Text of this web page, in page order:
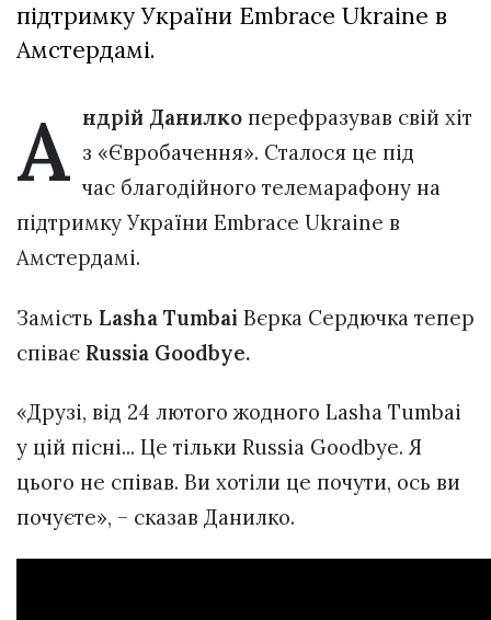
підтримку України Embrace Ukraine в
Амстердамі.
А ндрій Данилко перефразував свій хіт
з «Євробачення». Сталося це під
час благодійного телемарафону на
підтримку України Embrace Ukraine в
Амстердамі.
Замість Lasha Tumbai Вєрка Сердючка тепер
співає Russia Goodbye.
«Друзі, від 24 лютого жодного Lasha Tumbai
у цій пісні... Це тільки Russia Goodbye. Я
цього не співав. Ви хотіли це почути, ось ви
почуєте», – сказав Данилко.